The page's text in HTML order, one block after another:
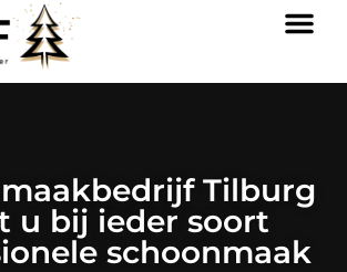
Tilburg
u bij ieder soort
schoonmaak